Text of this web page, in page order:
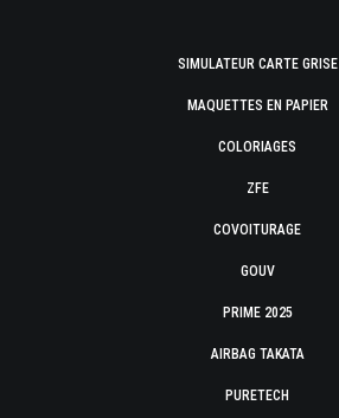
SIMULATEUR CARTE GRISE
MAQUETTES EN PAPIER
COLORIAGES
ZFE
COVOITURAGE
GOUV
PRIME 2025
AIRBAG TAKATA
PURETECH